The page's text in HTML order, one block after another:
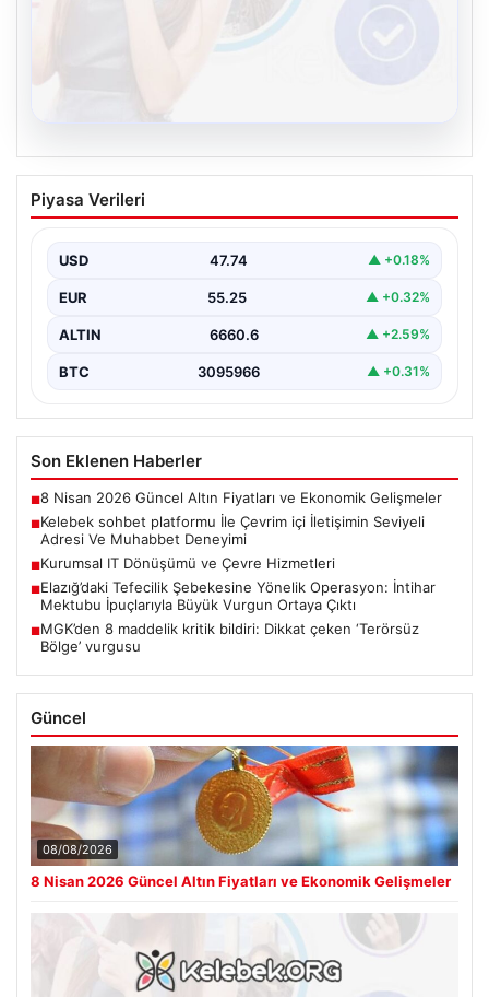
Kelebek sohbet platformu İle Çevrim içi
İletişimin Seviyeli Adresi Ve Muhabbet
İnternet ortamında insanların seviyeli bir şekilde irtibat
çeşitli…
Piyasa Verileri
USD 47.74 ▲ +0.18%
EUR 55.25 ▲ +0.32%
ALTIN 6660.6 ▲ +2.59%
BTC 3095966 ▲ +0.31%
Son Eklenen Haberler
■8 Nisan 2026 Güncel Altın Fiyatları ve Ekonomik Gelişmeler
■Kelebek sohbet platformu İle Çevrim içi İletişimin Seviyeli
Adresi Ve Muhabbet Deneyimi
■Kurumsal IT Dönüşümü ve Çevre Hizmetleri
■Elazığ’daki Tefecilik Şebekesine Yönelik Operasyon: İntihar
Mektubu İpuçlarıyla Büyük Vurgun Ortaya Çıktı
■MGK’den 8 maddelik kritik bildiri: Dikkat çeken ‘Terörsüz
Bölge’ vurgusu
Güncel
08/08/2026
8 Nisan 2026 Güncel Altın Fiyatları ve Ekonomik Gelişmeler